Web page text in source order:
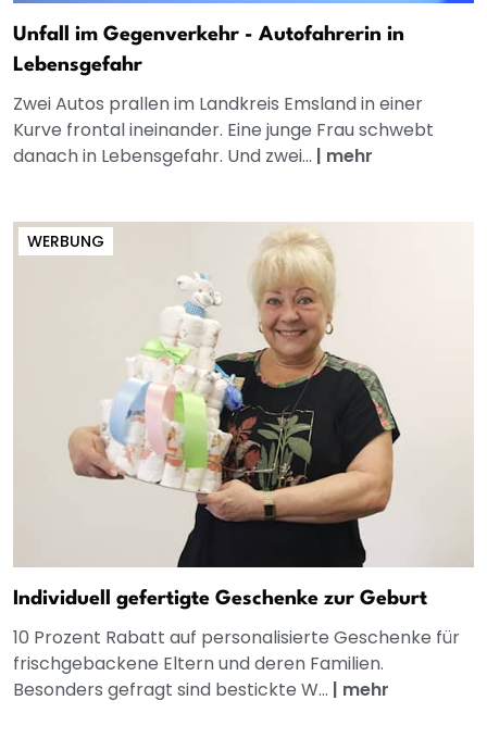
Unfall im Gegenverkehr - Autofahrerin in
Lebensgefahr
Zwei Autos prallen im Landkreis Emsland in einer
Kurve frontal ineinander. Eine junge Frau schwebt
danach in Lebensgefahr. Und zwei... | mehr
WERBUNG
Individuell gefertigte Geschenke zur Geburt
10 Prozent Rabatt auf personalisierte Geschenke für
frischgebackene Eltern und deren Familien.
Besonders gefragt sind bestickte W... | mehr